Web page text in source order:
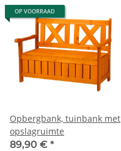
OP VOORRAAD
Opbergbank, tuinbank met
opslagruimte
89,90 € *